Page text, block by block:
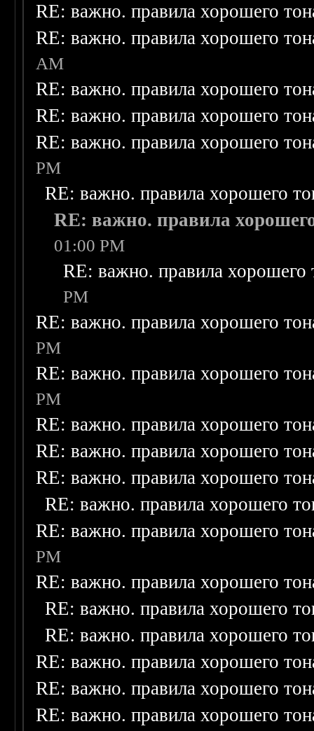
RE: важно. правила хорошего
RE: важно. правила хорошего
AM
RE: важно. правила хорошего
RE: важно. правила хорошего
RE: важно. правила хорошего
PM
RE: важно. правила хорошего
RE: важно. правила
01:00 PM
RE: важно. правила хорошего
PM
RE: важно. правила хорошего
PM
RE: важно. правила хорошего
PM
RE: важно. правила хорошего
RE: важно. правила хорошего
RE: важно. правила хорошего
RE: важно. правила хорошего
RE: важно. правила хорошего
PM
RE: важно. правила хорошего
RE: важно. правила хорошего
RE: важно. правила хорошего
RE: важно. правила хорошего
RE: важно. правила хорошего
RE: важно. правила хорошего